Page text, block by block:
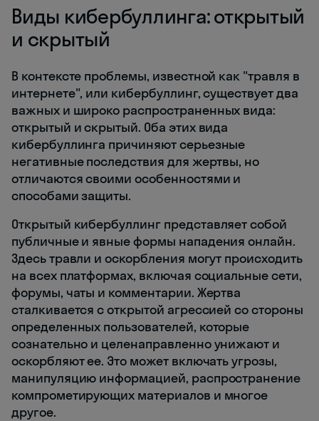
Виды кибербуллинга: открытый
и скрытый
В контексте проблемы, известной как "травля в
интернете", или кибербуллинг, существует два
важных и широко распространенных вида:
открытый и скрытый. Оба этих вида
кибербуллинга причиняют серьезные
негативные последствия для жертвы, но
отличаются своими особенностями и
способами защиты.
Открытый кибербуллинг представляет собой
публичные и явные формы нападения онлайн.
Здесь травли и оскорбления могут происходить
на всех платформах, включая социальные сети,
форумы, чаты и комментарии. Жертва
сталкивается с открытой агрессией со стороны
определенных пользователей, которые
сознательно и целенаправленно унижают и
оскорбляют ее. Это может включать угрозы,
манипуляцию информацией, распространение
компрометирующих материалов и многое
другое.